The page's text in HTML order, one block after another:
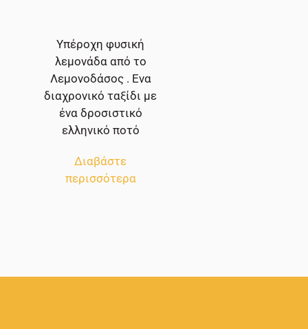
Υπέροχη φυσική
λεμονάδα από το
Λεμονοδάσος . Ενα
διαχρονικό ταξίδι με
ένα δροσιστικό
ελληνικό ποτό
Διαβάστε
περισσότερα